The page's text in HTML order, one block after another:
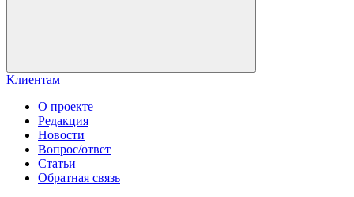
Клиентам
О проекте
Редакция
Новости
Вопрос/ответ
Статьи
Обратная связь